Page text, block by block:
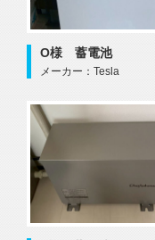
O様 蓄電池
メーカー：Tesla